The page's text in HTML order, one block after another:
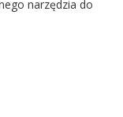
narzędzia do